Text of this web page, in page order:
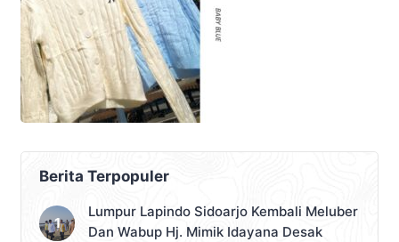
Berita Terpopuler
Lumpur Lapindo Sidoarjo Kembali Meluber
Dan Wabup Hj. Mimik Idayana Desak